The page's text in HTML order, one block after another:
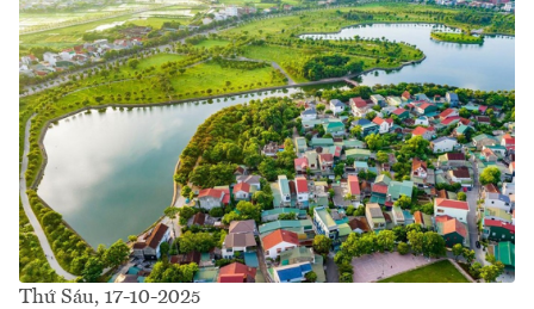
Thứ Sáu, 17-10-2025